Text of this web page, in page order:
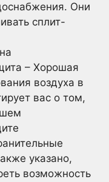
Они
сплит-
– Хорошая
воздуха в
вас о том,
указано,
возможность